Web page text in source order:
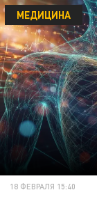
МЕДИЦИНА
18 ФЕВРАЛЯ 15:40